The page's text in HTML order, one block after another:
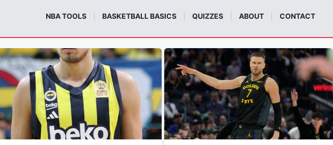
NBA TOOLS BASKETBALL BASICS QUIZZES ABOUT CONTACT